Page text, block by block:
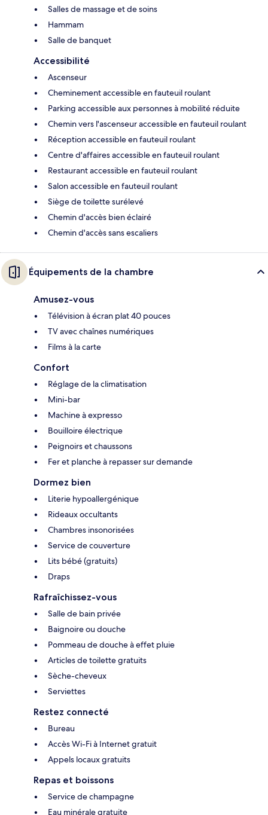
Salles de massage et de soins
Hammam
Salle de banquet
Accessibilité
Ascenseur
Cheminement accessible en fauteuil roulant
Parking accessible aux personnes à mobilité réduite
Chemin vers l'ascenseur accessible en fauteuil roulant
Réception accessible en fauteuil roulant
Centre d'affaires accessible en fauteuil roulant
Restaurant accessible en fauteuil roulant
Salon accessible en fauteuil roulant
Siège de toilette surélevé
Chemin d'accès bien éclairé
Chemin d'accès sans escaliers
Équipements de la chambre
Amusez-vous
Télévision à écran plat 40 pouces
TV avec chaînes numériques
Films à la carte
Confort
Réglage de la climatisation
Mini-bar
Machine à expresso
Bouilloire électrique
Peignoirs et chaussons
Fer et planche à repasser sur demande
Dormez bien
Literie hypoallergénique
Rideaux occultants
Chambres insonorisées
Service de couverture
Lits bébé (gratuits)
Draps
Rafraîchissez-vous
Salle de bain privée
Baignoire ou douche
Pommeau de douche à effet pluie
Articles de toilette gratuits
Sèche-cheveux
Serviettes
Restez connecté
Bureau
Accès Wi-Fi à Internet gratuit
Appels locaux gratuits
Repas et boissons
Service de champagne
Eau minérale gratuite